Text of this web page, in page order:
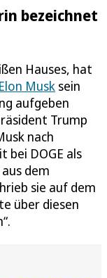
bezeichnet
Hauses, hat
Elon Musk sein
aufgeben
Trump
nach
bei DOGE als
dem
sie auf dem
über diesen